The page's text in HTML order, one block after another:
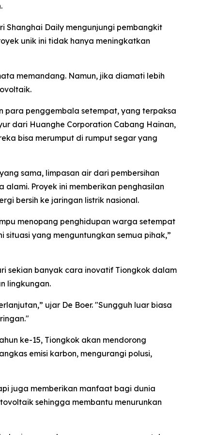
Shanghai Daily mengunjungi pembangkit
unik ini tidak hanya meningkatkan
memandang. Namun, jika diamati lebih
para penggembala setempat, yang terpaksa
dari Huanghe Corporation Cabang Hainan,
bisa merumput di rumput segar yang
sama, limpasan air dari pembersihan
Proyek ini memberikan penghasilan
bersih ke jaringan listrik nasional.
menopang penghidupan warga setempat
yang menguntungkan semua pihak,”
sekian banyak cara inovatif Tiongkok dalam
lingkungan.
ujar De Boer. "Sungguh luar biasa
ke-15, Tiongkok akan mendorong
emisi karbon, mengurangi polusi,
juga memberikan manfaat bagi dunia
sehingga membantu menurunkan